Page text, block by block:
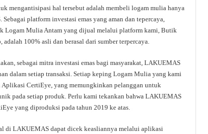
mengantisipasi hal tersebut adalah membeli logam mulia hanya
platform investasi emas yang aman dan tepercaya,
Logam Mulia Antam yang dijual melalui platform kami, Butik
100% asli dan berasal dari sumber terpercaya.
sebagai mitra investasi emas bagi masyarakat, LAKUEMAS
dalam setiap transaksi. Setiap keping Logam Mulia yang kami
CertiEye, yang memungkinkan pelanggan untuk
pada setiap produk. Perlu kami tekankan bahwa LAKUEMAS
yang diproduksi pada tahun 2019 ke atas.
di LAKUEMAS dapat dicek keasliannya melalui aplikasi